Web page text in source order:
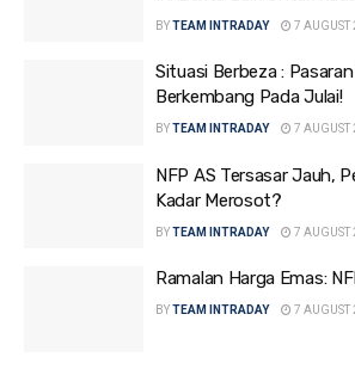
BYTEAM INTRADAY 7 AUGUST
Situasi Berbeza :
Berkembang Pada Julai!
BYTEAM INTRADAY 7 AUGUST
NFP AS Tersasar Jauh,
Kadar Merosot?
BYTEAM INTRADAY 7 AUGUST
Ramalan Harga Emas:
BYTEAM INTRADAY 7 AUGUST